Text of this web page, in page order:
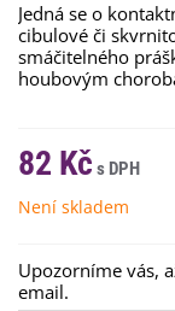
Jedná se o
cibulové či
smáčitelného
houbovým
82 Kč
Není skladem
Upozorníme vás,
email.